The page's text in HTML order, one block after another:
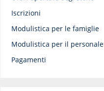
Iscrizioni
Modulistica per le famiglie
Modulistica per il personale
Pagamenti